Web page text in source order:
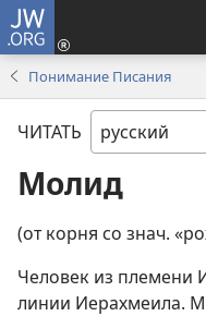
JW.ORG
Понимание Писания
ЧИТАТЬ
Молид
(от корня со знач.
Человек из племени
линии Иерахмеила.